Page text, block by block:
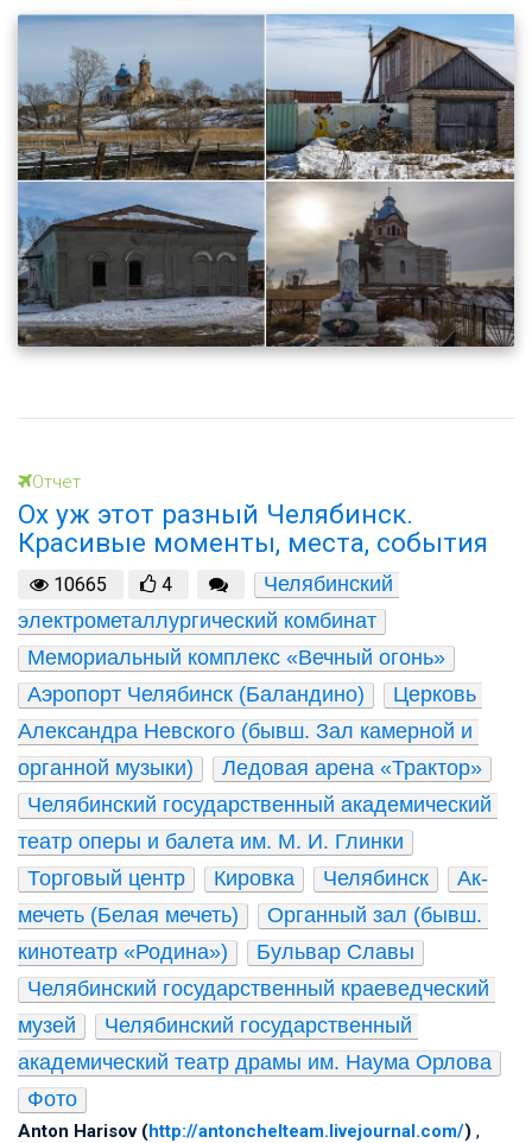
Отчет
Ох уж этот разный Челябинск.
Красивые моменты, места, события
10665 4
Челябинский
электрометаллургический комбинат
Мемориальный комплекс «Вечный огонь»
Аэропорт Челябинск (Баландино)
Церковь
Александра Невского (бывш. Зал камерной и
органной музыки)
Ледовая арена «Трактор»
Челябинский государственный академический
театр оперы и балета им. М. И. Глинки
Торговый центр
Кировка Челябинск
Ак-
мечеть (Белая мечеть)
Органный зал (бывш.
кинотеатр «Родина»)
Бульвар Славы
Челябинский государственный краеведческий
музей
Челябинский государственный
академический театр драмы им. Наума Орлова
Фото
Anton Harisov (http://antonchelteam.livejournal.com/) ,